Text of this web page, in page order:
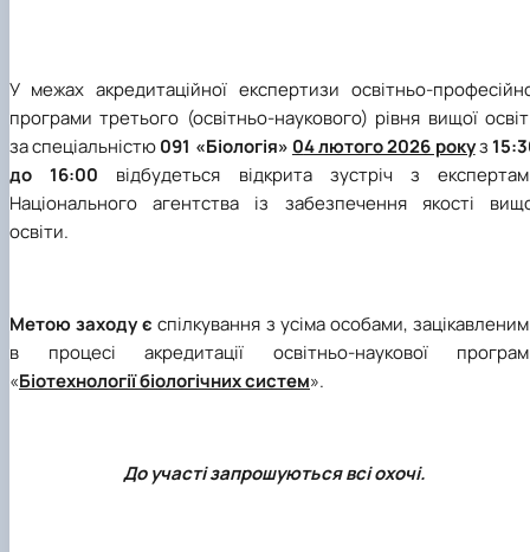
У межах акредитаційної експертизи освітньо-
програми третього (освітньо-наукового) рівня вищої
за спеціальністю091 «Біологія» 04 лютого 2026 рокуз
до 16:00 відбудеться відкрита зустріч з
Національного агентства із забезпечення якості
освіти.
Метою заходу є спілкування з усіма особами,
в процесі акредитації освітньо-наукової
«Біотехнології біологічних систем».
До участі запрошуються всі охочі.